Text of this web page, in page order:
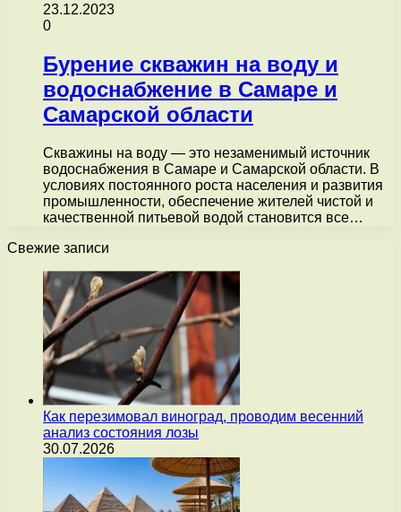
23.12.2023
0
Бурение скважин на воду и
водоснабжение в Самаре и
Самарской области
Скважины на воду — это незаменимый источник
водоснабжения в Самаре и Самарской области. В
условиях постоянного роста населения и развития
промышленности, обеспечение жителей чистой и
качественной питьевой водой становится все…
Свежие записи
Как перезимовал виноград, проводим весенний
анализ состояния лозы
30.07.2026